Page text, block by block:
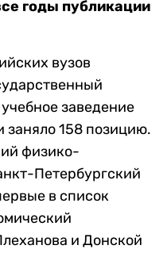
годы публикации
вузов
заведение
заняло 158 позицию.
физико-
Петербургский
в список
и Донской